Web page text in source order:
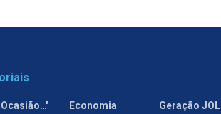
Economia
Geração JOL